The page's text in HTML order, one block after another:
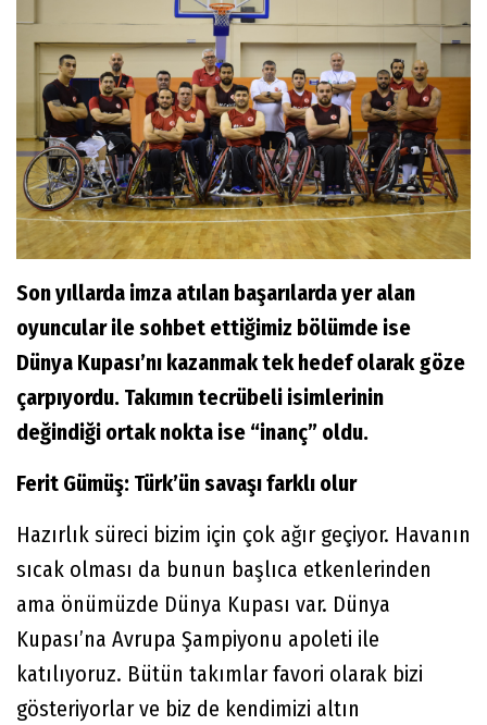
Son yıllarda imza atılan başarılarda yer alan
oyuncular ile sohbet ettiğimiz bölümde ise
Dünya Kupası’nı kazanmak tek hedef olarak göze
çarpıyordu. Takımın tecrübeli isimlerinin
değindiği ortak nokta ise “inanç” oldu.
Ferit Gümüş: Türk’ün savaşı farklı olur
Hazırlık süreci bizim için çok ağır geçiyor. Havanın
sıcak olması da bunun başlıca etkenlerinden
ama önümüzde Dünya Kupası var. Dünya
Kupası’na Avrupa Şampiyonu apoleti ile
katılıyoruz. Bütün takımlar favori olarak bizi
gösteriyorlar ve biz de kendimizi altın